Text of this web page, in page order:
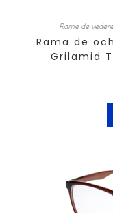
Rame de
Rama de
Grilamid